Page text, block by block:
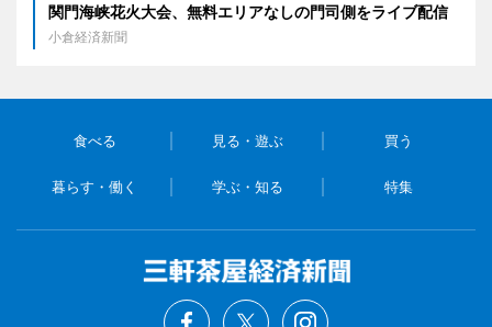
関門海峡花火大会、無料エリアなしの門司側をライブ配信
小倉経済新聞
食べる 見る・遊ぶ 買う
暮らす・働く 学ぶ・知る 特集